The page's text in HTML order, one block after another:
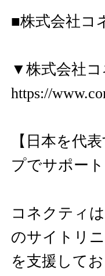
■株式会社コ
▼株式会社
https://
【日本を代
プでサポート
コネクティ
のサイトリ
を支援して